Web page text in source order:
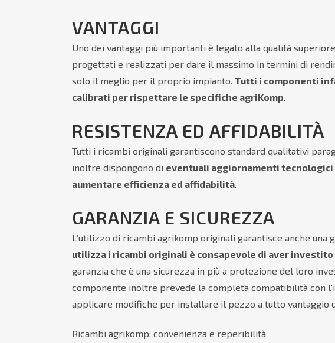
VANTAGGI
Uno dei vantaggi più importanti è legato alla qualità
progettati e realizzati per dare il massimo in termini di
solo il meglio per il proprio impianto. Tutti i componenti
calibrati per rispettare le specifiche agriKomp.
RESISTENZA ED AFFIDABILITÀ
Tutti i ricambi originali garantiscono standard qualitativi
inoltre dispongono di eventuali aggiornamenti
aumentare efficienza ed affidabilità.
GARANZIA E SICUREZZA
L’utilizzo di ricambi agrikomp originali garantisce anche una
utilizza i ricambi originali è consapevole di aver
garanzia che è una sicurezza in più a protezione del loro
componente inoltre prevede la completa compatibilità con
applicare modifiche per installare il pezzo a tutto vantaggio
Ricambi agrikomp: convenienza e reperibilità